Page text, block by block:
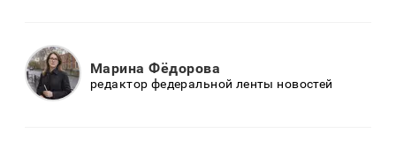
Марина Фёдорова
редактор федеральной ленты новостей